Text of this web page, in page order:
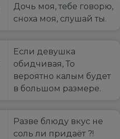
Дочь моя, тебе говорю,
сноха моя, слушай ты.
Если девушка
обидчивая, То
вероятно калым будет
в большом размере.
Разве блюду вкус не
соль ли придаёт ?!